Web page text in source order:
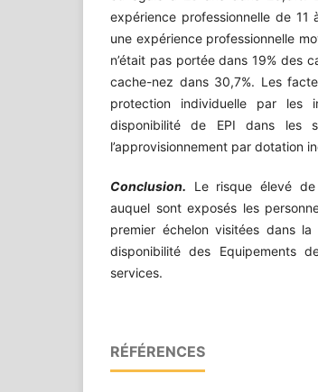
expérience professionnelle de
une expérience professionnelle
n’était pas portée dans 19% des
cache-nez dans 30,7%. Les
protection individuelle par les
disponibilité de EPI dans les
l’approvisionnement par dotation
Conclusion. Le risque élevé de
auquel sont exposés les
premier échelon visitées dans
disponibilité des Equipements
services.
RÉFÉRENCES